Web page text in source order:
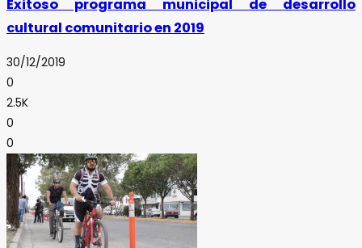
Exitoso programa municipal de desarrollo
cultural comunitario en 2019
30/12/2019
0
2.5K
0
0